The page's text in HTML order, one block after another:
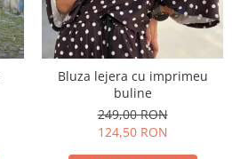
Bluza lejera cu imprimeu
buline
249,00 RON
124,50 RON